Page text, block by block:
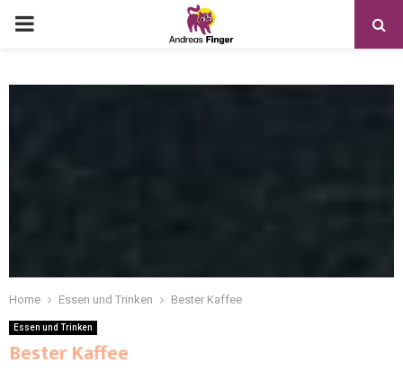
Home Essen und Trinken Bester Kaffee
Essen und Trinken
Bester Kaffee